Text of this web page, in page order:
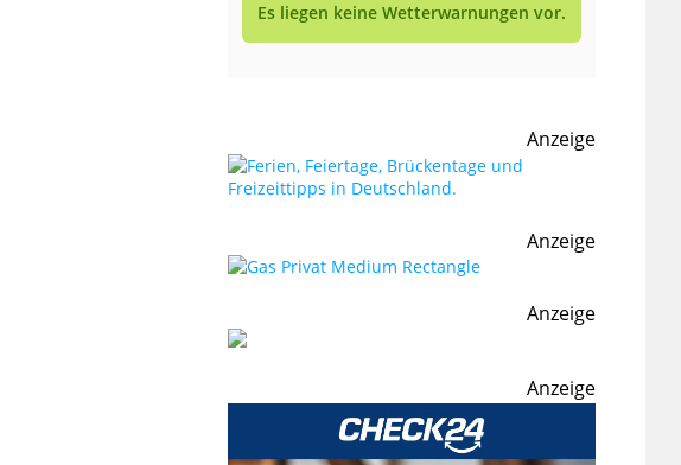
Es liegen keine Wetterwarnungen vor.
Anzeige
Anzeige
Anzeige
Anzeige